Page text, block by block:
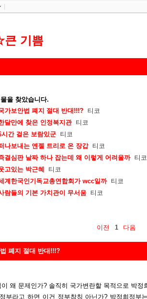
기쁨
을 찾았습니다.
가보안법 폐지 절대 반대!!!? 티코
달만에 찾은 인정복지관 티코
시간 걸은 보람있군 티코
나보내는 엔젤 트리로 온 장갑 티코
결심판 날짜 하나 잡는데 왜 이렇게 어려울까 티코
고있는 박근혜 티코
계한국인기독교총연합회가 wcc일까 티코
람들의 기본 가치관이 무서움 티코
이전 1 다음
폐지 절대 반대!!!?
이 왜 문제인가? 솔직히 국가변란할 목적으로 박
부라고 하면 이건 정부참칭 아닌가? 박정희정부